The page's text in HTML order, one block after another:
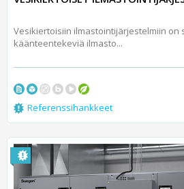
Vesikiertoisiin ilmastointijärjestelmiin on
käänteentekeviä ilmasto...
Referenssihankkeet